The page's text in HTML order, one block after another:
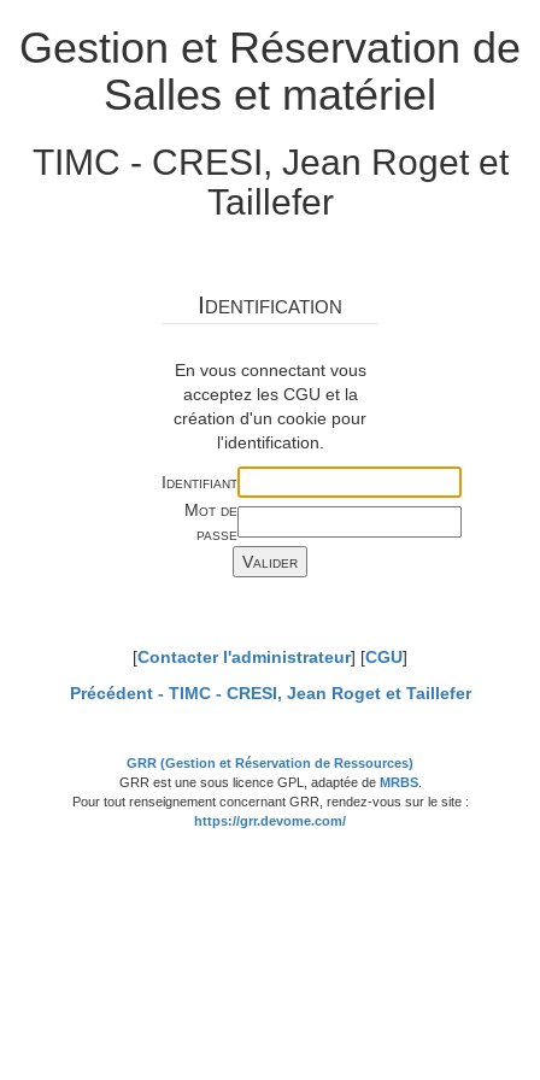
Gestion et Réservation de
Salles et matériel
TIMC - CRESI, Jean Roget et
Taillefer
Identification
En vous connectant vous
acceptez les CGU et la
création d'un cookie pour
l'identification.
Identifiant
Mot de
passe
[Contacter l'administrateur] [CGU]
Précédent - TIMC - CRESI, Jean Roget et Taillefer
GRR (Gestion et Réservation de Ressources)
GRR est une sous licence GPL, adaptée de MRBS.
Pour tout renseignement concernant GRR, rendez-vous sur le site :
https://grr.devome.com/